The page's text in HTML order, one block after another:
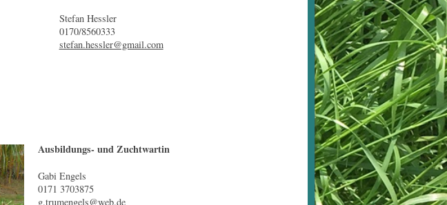
Stefan Hessler
0170/8560333
stefan.hessler@gmail.com
Ausbildungs- und Zuchtwartin
Gabi Engels
0171 3703875
g.trumengels@web.de